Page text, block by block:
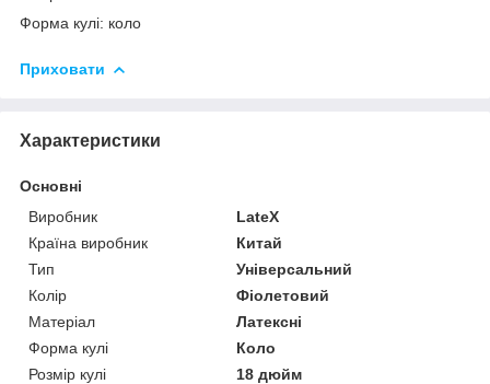
Форма кулі: коло
Приховати
Характеристики
Основні
Виробник
LateX
Країна виробник
Китай
Тип
Універсальний
Колір
Фіолетовий
Матеріал
Латексні
Форма кулі
Коло
Розмір кулі
18 дюйм